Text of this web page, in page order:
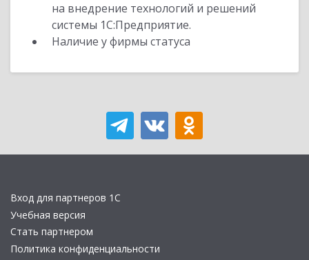
на внедрение технологий и решений
системы 1С:Предприятие.
Наличие у фирмы статуса
Вход для партнеров 1С
Учебная версия
Стать партнером
Политика конфиденциальности